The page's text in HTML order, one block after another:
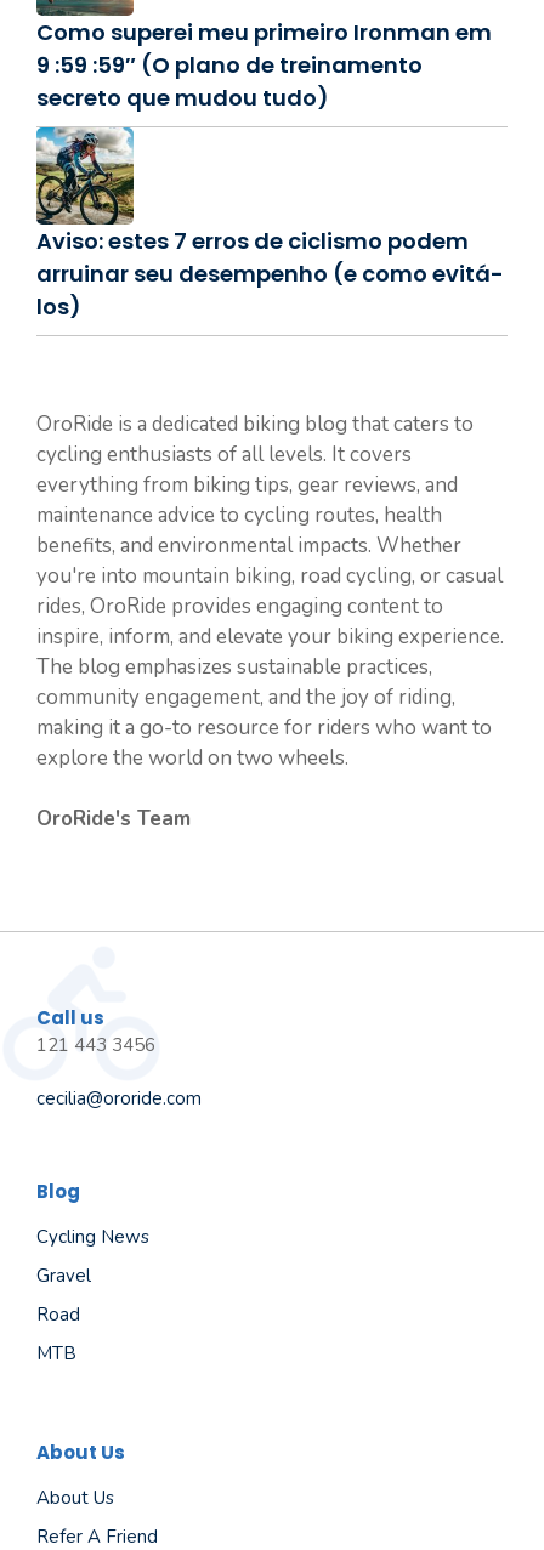
Como superei meu primeiro Ironman em
9 :59 :59″ (O plano de treinamento
secreto que mudou tudo)
Aviso: estes 7 erros de ciclismo podem
arruinar seu desempenho (e como evitá-
los)
OroRide is a dedicated biking blog that caters to
cycling enthusiasts of all levels. It covers
everything from biking tips, gear reviews, and
maintenance advice to cycling routes, health
benefits, and environmental impacts. Whether
you're into mountain biking, road cycling, or casual
rides, OroRide provides engaging content to
inspire, inform, and elevate your biking experience.
The blog emphasizes sustainable practices,
community engagement, and the joy of riding,
making it a go-to resource for riders who want to
explore the world on two wheels.
OroRide's Team
Call us
121 443 3456
cecilia@ororide.com
Blog
Cycling News
Gravel
Road
MTB
About Us
About Us
Refer A Friend